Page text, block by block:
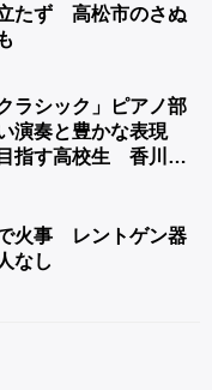
たず 高松市のさぬ
ラシック」ピアノ部
演奏と豊かな表現
指す高校生 香川
火事 レントゲン器
なし